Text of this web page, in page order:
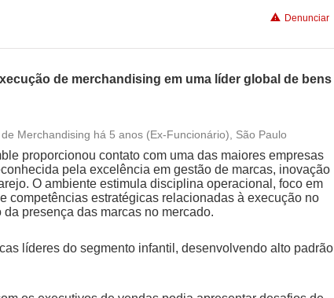
Denunciar
de merchandising em uma líder global de bens
Conciliação com a vida familiar
Benefícios
Merchandising há 5 anos (Ex-Funcionário), São Paulo
proporcionou contato com uma das maiores empresas
pela excelência em gestão de marcas, inovação
O ambiente estimula disciplina operacional, foco em
competências estratégicas relacionadas à execução no
presença das marcas no mercado.
líderes do segmento infantil, desenvolvendo alto padrão